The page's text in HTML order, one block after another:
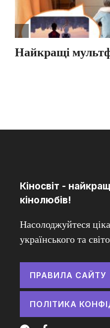
Кіносвіт -
кінолюбів!
Насолоджуйтеся
українського та
ПРАВИЛА САЙТУ
ПОЛІТИКА